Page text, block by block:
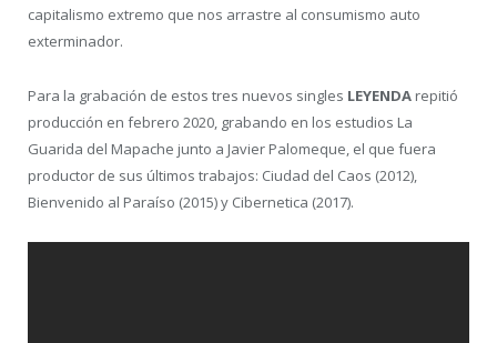
capitalismo extremo que nos arrastre al consumismo auto
exterminador.
Para la grabación de estos tres nuevos singles LEYENDA repitió
producción en febrero 2020, grabando en los estudios La
Guarida del Mapache junto a Javier Palomeque, el que fuera
productor de sus últimos trabajos: Ciudad del Caos (2012),
Bienvenido al Paraíso (2015) y Cibernetica (2017).